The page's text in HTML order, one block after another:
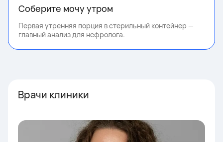
Соберите мочу утром
Первая утренняя порция в стерильный контейнер —
главный анализ для нефролога.
Врачи клиники